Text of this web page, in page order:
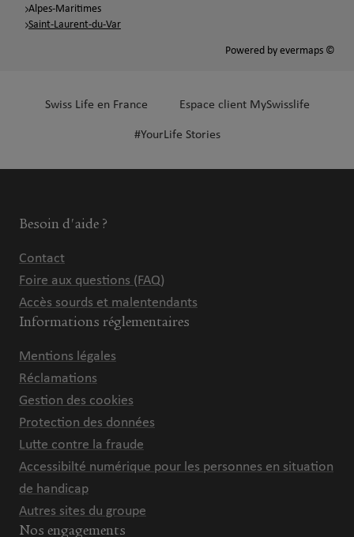
Alpes-Maritimes
Saint-Laurent-du-Var
Powered by evermaps ©
Swiss Life en France Espace client MySwisslife
#YourLife Stories
Besoin d'aide ?
Contact
Foire aux questions (FAQ)
Accès sourds et malentendants
Informations réglementaires
Mentions légales
Réclamations
Gestion des cookies
Protection des données
Lutte contre la fraude
Accessibilté numérique pour les personnes en situation
de handicap
Autres sites du groupe
Nos engagements